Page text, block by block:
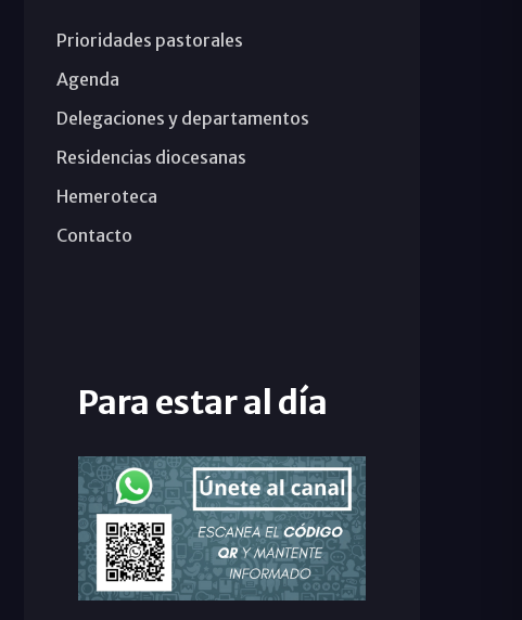
Prioridades pastorales
Agenda
Delegaciones y departamentos
Residencias diocesanas
Hemeroteca
Contacto
Para estar al día